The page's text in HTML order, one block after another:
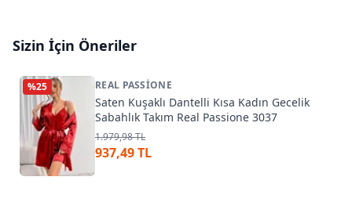
Sizin İçin Öneriler
%25 REAL PASSIONE
Saten Kuşaklı Dantelli Kısa Kadın Gecelik
Sabahlık Takım Real Passione 3037
1.979,98 TL
937,49 TL